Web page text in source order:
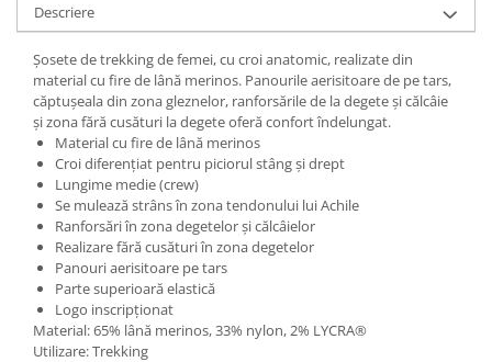
Descriere
Şosete de trekking de femei, cu croi anatomic, realizate din
material cu fire de lână merinos. Panourile aerisitoare de pe tars,
căptuşeala din zona gleznelor, ranforsările de la degete şi călcâie
şi zona fără cusături la degete oferă confort îndelungat.
Material cu fire de lână merinos
Croi diferenţiat pentru piciorul stâng şi drept
Lungime medie (crew)
Se mulează strâns în zona tendonului lui Achile
Ranforsări în zona degetelor şi călcâielor
Realizare fără cusături în zona degetelor
Panouri aerisitoare pe tars
Parte superioară elastică
Logo inscripţionat
Material: 65% lână merinos, 33% nylon, 2% LYCRA®
Utilizare: Trekking